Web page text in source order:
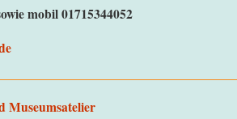
mobil 01715344052
Museumsatelier